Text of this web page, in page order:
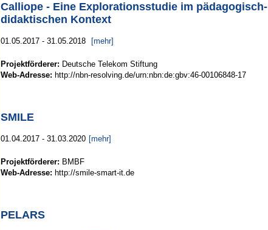
Calliope - Eine Explorationsstudie im pädagogisch-
didaktischen Kontext
01.05.2017 - 31.05.2018 [mehr]
Projektförderer: Deutsche Telekom Stiftung
Web-Adresse: http://nbn-resolving.de/urn:nbn:de:gbv:46-00106848-17
SMILE
01.04.2017 - 31.03.2020 [mehr]
Projektförderer: BMBF
Web-Adresse: http://smile-smart-it.de
PELARS